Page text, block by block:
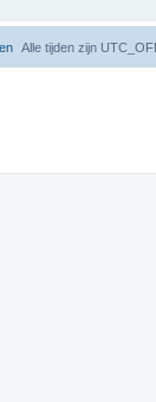
Alle tijden zijn